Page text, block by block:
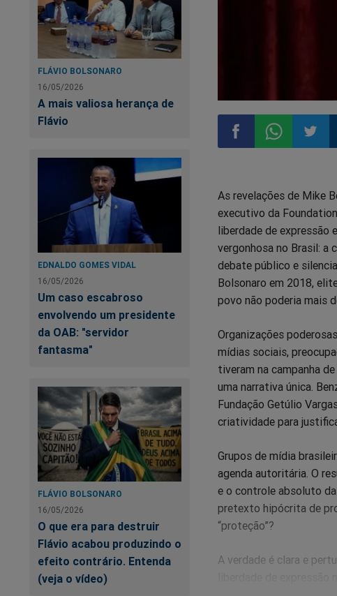
FLÁVIO BOLSONARO
16/05/2026
A mais valiosa herança de
Flávio
EDNALDO GOMES VIDAL
16/05/2026
Um caso escabroso
envolvendo um presidente
da OAB: "servidor
fantasma"
FLÁVIO BOLSONARO
16/05/2026
O que era para destruir
Flávio acabou produzindo o
efeito contrário. Entenda
(veja o vídeo)
no
Facebook
no
Whatsapp
no
As revelações de Mike
executivo da
liberdade de expressão
vergonhosa no Brasil: a
debate público e
Bolsonaro em 2018,
povo não poderia mais
Organizações
mídias sociais,
tiveram na campanha
uma narrativa única.
Fundação Getúlio
criatividade para
Grupos de mídia
agenda autoritária. O
e o controle absoluto
pretexto hipócrita de
“proteção”?
A verdade é clara e